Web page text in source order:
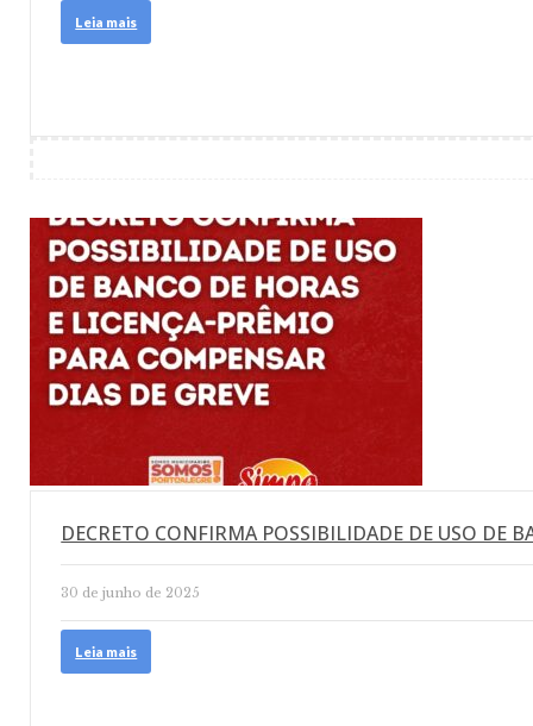
Leia mais
DECRETO CONFIRMA POSSIBILIDADE DE USO DE
30 de junho de 2025
Leia mais